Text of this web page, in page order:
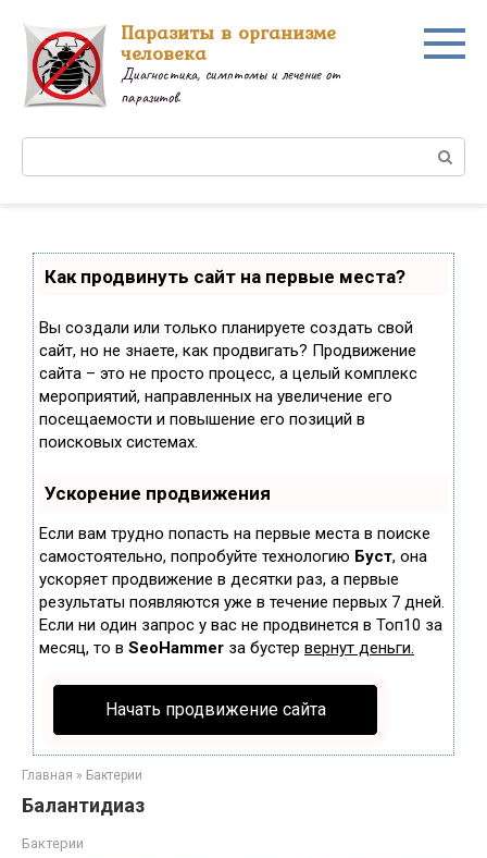
контенту
Паразиты в организме
человека
Диагностика, симптомы и лечение от
паразитов.
Как продвинуть сайт на первые места?
Вы создали или только планируете создать свой
сайт, но не знаете, как продвигать? Продвижение
сайта – это не просто процесс, а целый комплекс
мероприятий, направленных на увеличение его
посещаемости и повышение его позиций в
поисковых системах.
Ускорение продвижения
Если вам трудно попасть на первые места в поиске
самостоятельно, попробуйте технологию Буст, она
ускоряет продвижение в десятки раз, а первые
результаты появляются уже в течение первых 7 дней.
Если ни один запрос у вас не продвинется в Топ10 за
месяц, то в SeoHammer за бустер вернут деньги.
Начать продвижение сайта
Главная » Бактерии
Балантидиаз
Бактерии